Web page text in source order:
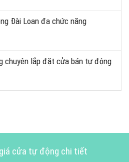
Đài Loan đa chức năng
chuyên lắp đặt cửa bán tự động
cửa tự động chi tiết